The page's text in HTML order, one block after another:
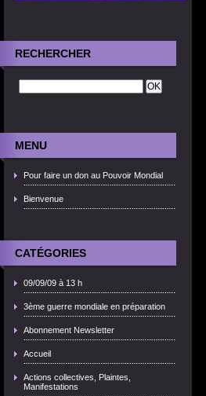
RECHERCHER
MENU
Pour faire un don au Pouvoir Mondial
Bienvenue
CATÉGORIES
09/09/09 à 13 h
3ème guerre mondiale en préparation
Abonnement Newsletter
Accueil
Actions collectives, Plaintes,
Manifestations